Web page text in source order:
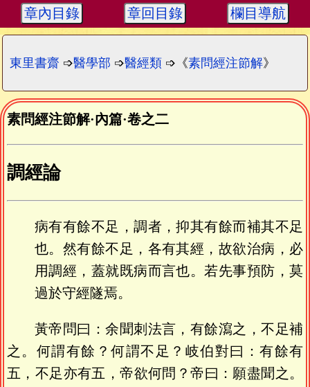
章內目錄 章回目錄 欄目導航
東里書齋 ➩醫學部 ➩醫經類 ➩《素問經注節解》
素問經注節解·內篇·卷之二
調經論
病有有餘不足，調者，抑其有餘而補其不足
也。然有餘不足，各有其經，故欲治病，必
用調經，蓋就既病而言也。若先事預防，莫
過於守經隧焉。
黃帝問曰：余聞刺法言，有餘瀉之，不足補
之。何謂有餘？何謂不足？岐伯對曰：有餘有
五，不足亦有五，帝欲何問？帝曰：願盡聞之。